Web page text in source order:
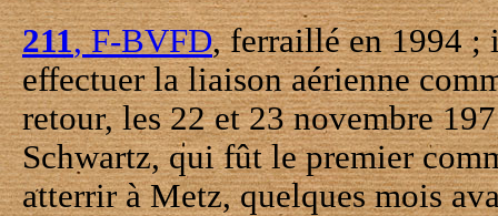
211, F-BVFD, ferraillé en 1994 ;
effectuer la liaison aérienne
retour, les 22 et 23 novembre
Schwartz, qui fût le premier
atterrir à Metz, quelques mois